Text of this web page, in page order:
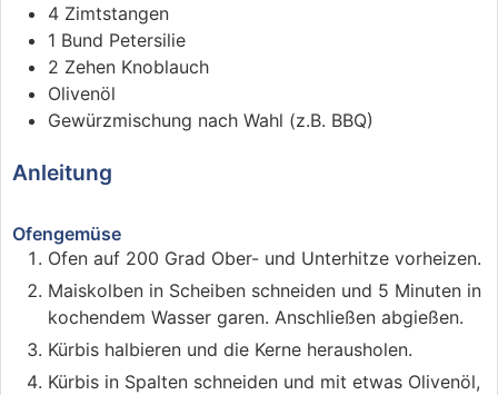
4 Zimtstangen
1 Bund Petersilie
2 Zehen Knoblauch
Olivenöl
Gewürzmischung nach Wahl (z.B. BBQ)
Anleitung
Ofengemüse
Ofen auf 200 Grad Ober- und Unterhitze vorheizen.
Maiskolben in Scheiben schneiden und 5 Minuten in
kochendem Wasser garen. Anschließen abgießen.
Kürbis halbieren und die Kerne herausholen.
Kürbis in Spalten schneiden und mit etwas Olivenöl,